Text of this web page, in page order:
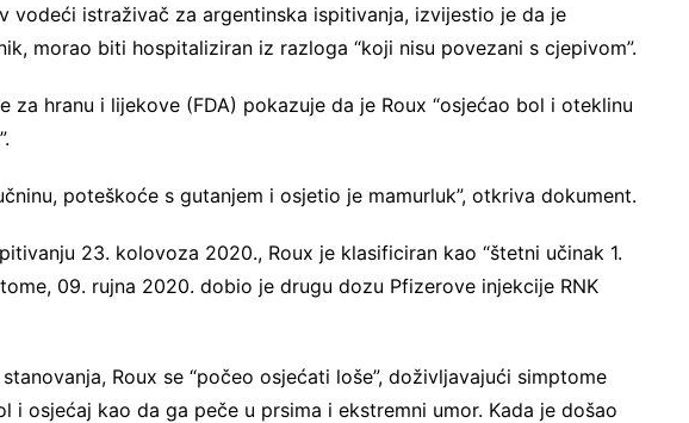
vodeći istraživač za argentinska ispitivanja, izvijestio je da je
morao biti hospitaliziran iz razloga “koji nisu povezani s cjepivom”.
za hranu i lijekove (FDA) pokazuje da je Roux “osjećao bol i oteklinu
poteškoće s gutanjem i osjetio je mamurluk”, otkriva dokument.
23. kolovoza 2020., Roux je klasificiran kao “štetni učinak 1.
09. rujna 2020. dobio je drugu dozu Pfizerove injekcije RNK
Roux se “počeo osjećati loše”, doživljavajući simptome
i osjećaj kao da ga peče u prsima i ekstremni umor. Kada je došao